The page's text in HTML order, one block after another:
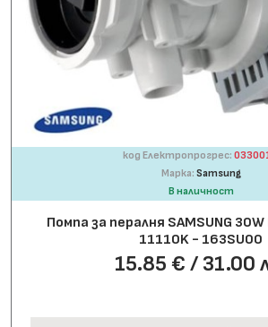
код Електропрогрес:
Марка: Samsung
В наличност
Помпа за пералня SAMSUNG 30W
11110K - 163SU00
15.85 € / 31.00